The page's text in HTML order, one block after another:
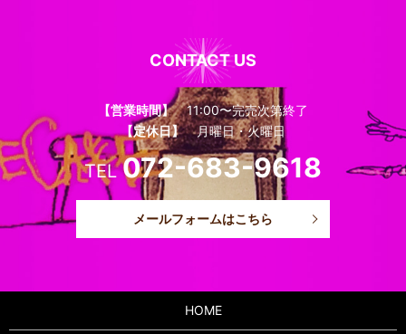
CONTACT US
【営業時間】11:00〜完売次第終了
【定休日】月曜日・火曜日
TEL072-683-9618
メールフォームはこちら
HOME